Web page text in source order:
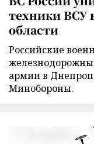
техники ВСУ
области
Российские
армии в
Минобороны.